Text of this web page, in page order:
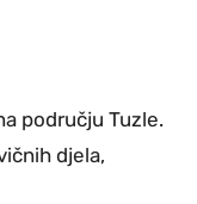
području Tuzle.
djela,